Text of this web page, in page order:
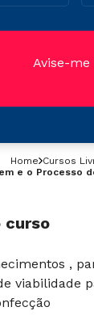
Home Cursos
e o Processo
curso
,
viabilidade
Avise-me